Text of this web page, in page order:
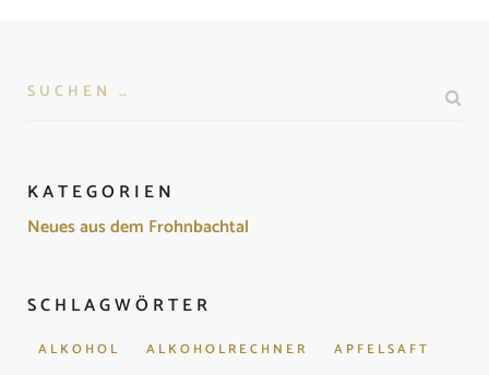
KATEGORIEN
Neues aus dem Frohnbachtal
SCHLAGWÖRTER
ALKOHOL ALKOHOLRECHNER
APFELSAFT